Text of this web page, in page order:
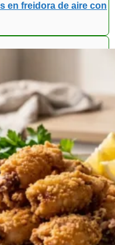
en freidora de aire con